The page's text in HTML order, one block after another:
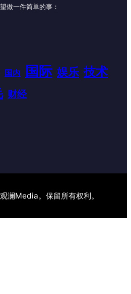
做一件简单的事：
国内 国际 娱乐 技术
财经
澜Media。保留所有权利。